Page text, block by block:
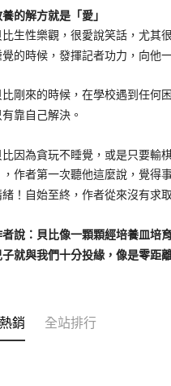
解方就是「愛」
性樂觀，很愛說笑話，尤其很
的時候，發揮記者功力，向他
來的時候，在學校遇到任何困
靠自己解決。
為貪玩不睡覺，或是只要輸棋
，作者第一次聽他這麼說，覺得
緒！自始至終，作者從來沒有求
：貝比像一顆顆經培養皿培育
就與我們十分投緣，像是零距
銷 全站排行